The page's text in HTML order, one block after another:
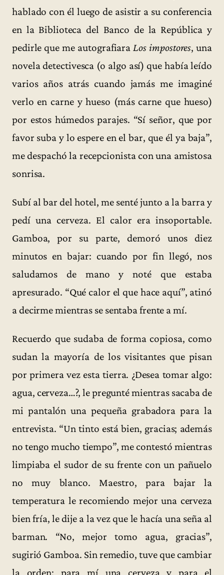
hablado con él luego de asistir a su conferencia
en la Biblioteca del Banco de la República y
pedirle que me autografiaraLos impostores, una
novela detectivesca (o algo así) que había leído
varios años atrás cuando jamás me imaginé
verlo en carne y hueso (más carne que hueso)
por estos húmedos parajes. “Sí señor, que por
favor suba y lo espere en el bar, que él ya baja”,
me despachó la recepcionista con una amistosa
sonrisa.
Subí al bar del hotel, me senté junto a la barra y
pedí una cerveza. El calor era insoportable.
Gamboa, por su parte, demoró unos diez
minutos en bajar: cuando por fin llegó, nos
saludamos de mano y noté que estaba
apresurado. “Qué calor el que hace aquí”, atinó
a decirme mientras se sentaba frente a mí.
Recuerdo que sudaba de forma copiosa, como
sudan la mayoría de los visitantes que pisan
por primera vez esta tierra. ¿Desea tomar algo:
agua, cerveza…?, le pregunté mientras sacaba de
mi pantalón una pequeña grabadora para la
entrevista. “Un tinto está bien, gracias; además
no tengo mucho tiempo”, me contestó mientras
limpiaba el sudor de su frente con un pañuelo
no muy blanco. Maestro, para bajar la
temperatura le recomiendo mejor una cerveza
bien fría, le dije a la vez que le hacía una seña al
barman. “No, mejor tomo agua, gracias”,
sugirió Gamboa. Sin remedio, tuve que cambiar